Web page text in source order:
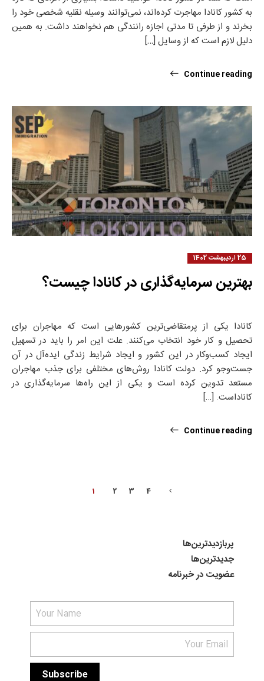
به کشور کانادا مهاجرت کرده‌اند، نمی‌توانند وسیله نقلیه شخصی خود را
بخرند و از طرفی تا مدتی اجازه رانندگی هم نخواهند داشت. به همین
دلیل لازم است که از وسایل […]
Continue reading
25 اردیبهشت 1402
بهترین سرمایه‌گذاری در کانادا چیست؟
کانادا یکی از پرمتقاضی‌ترین کشورهایی است که مهاجران برای
تحصیل و کار خود انتخاب می‌کنند. علت این امر را باید در تسهیل
ایجاد کسب‌وکار در این کشور و ایجاد شرایط زندگی ایده‌آل در آن
جست‌وجو کرد. دولت کانادا روش‌های مختلفی برای جذب مهاجران
مستعد تدوین کرده است و یکی از این راه‌ها سرمایه‌گذاری در
کاناداست. […]
Continue reading
1 2 3 4
پربازدیدترین‌ها
جدیدترین‌ها
عضویت در خبرنامه